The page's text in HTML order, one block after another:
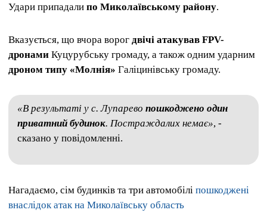
Удари припадали по Миколаївському району.
Вказується, що вчора ворог двічі атакував FPV-
дронами Куцурубську громаду, а також одним ударним
дроном типу «Молнія» Галіцинівську громаду.
«В результаті у с. Лупарево пошкоджено один
приватний будинок. Постраждалих немає», -
сказано у повідомленні.
Нагадаємо, сім будинків та три автомобілі пошкоджені
внаслідок атак на Миколаївську область